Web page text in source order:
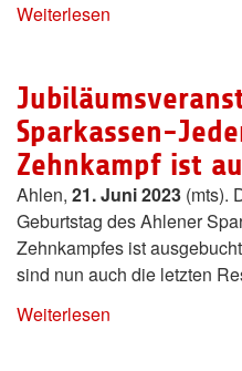
Weiterlesen
Sparkassen-
Zehnkampf ist
Ahlen, 21. Juni 2023 (mts).
Geburtstag des Ahlener
Zehnkampfes ist
sind nun auch die letzten
Weiterlesen